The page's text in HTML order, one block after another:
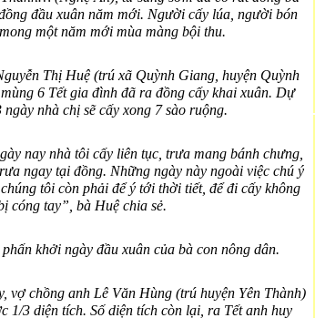
đầu xuân năm mới. Người cấy lúa, người bón
một năm mới mùa màng bội thu.
Thị Huệ (trú xã Quỳnh Giang, huyện Quỳnh
6 Tết gia đình đã ra đồng cấy khai xuân. Dự
nhà chị sẽ cấy xong 7 sào ruộng.
nay nhà tôi cấy liên tục, trưa mang bánh chưng,
ngay tại đồng. Những ngày này ngoài việc chú ý
tôi còn phải để ý tới thời tiết, để đi cấy không
cóng tay”, bà Huệ chia sẻ.
khởi ngày đầu xuân của bà con nông dân.
vợ chồng anh Lê Văn Hùng (trú huyện Yên Thành)
1/3 diện tích. Số diện tích còn lại, ra Tết anh huy